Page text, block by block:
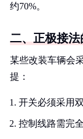
约70%。
二、正极接
某些改装车辆会
提：
开关必须采用
控制线路需完